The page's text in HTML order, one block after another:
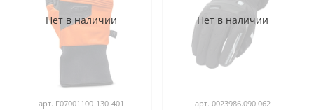
Нет в наличии
арт. F07001100-130-401
Нет в наличии
арт. 0023986.090.062